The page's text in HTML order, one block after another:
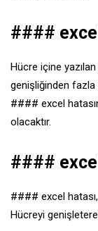
####
Hücre içine
genişliğinden
#### excel
olacaktır.
####
#### excel hatası,
Hücreyi